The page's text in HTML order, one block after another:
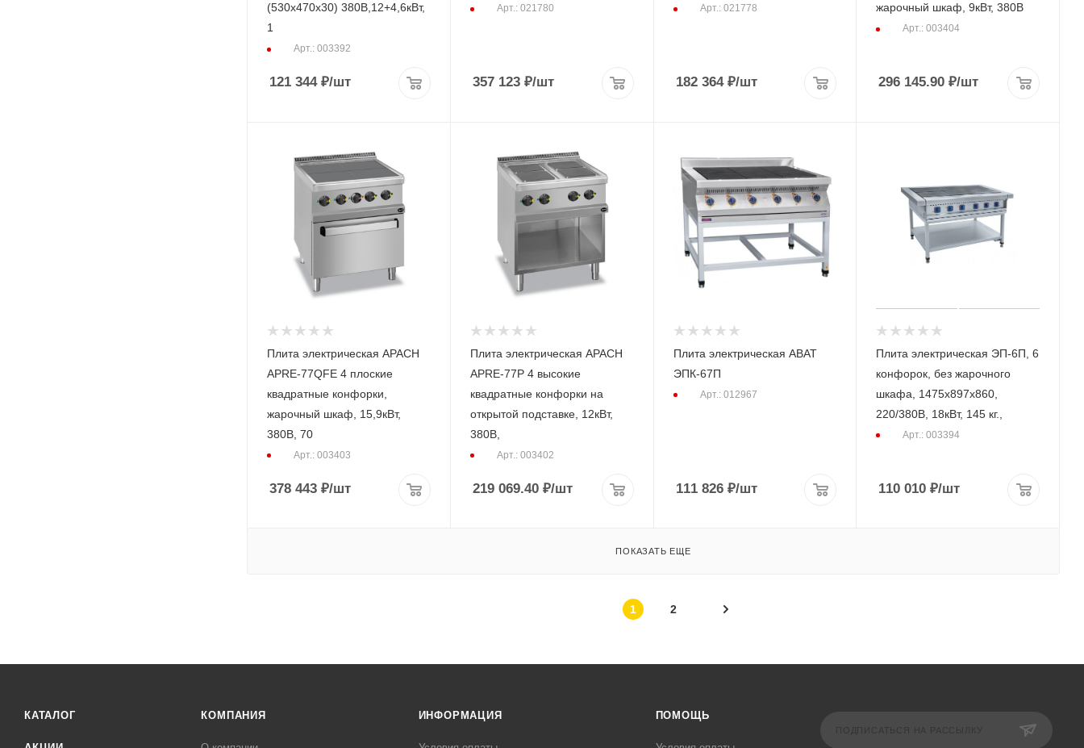
(530х470х30) 380В,12+4,6кВт,
1
Арт.: 003392
121 344₽/шт
Арт.: 021780
357 123₽/шт
Арт.: 021778
182 364₽/шт
жарочный шкаф, 9кВт, 380В
Арт.: 003404
296 145.90 ₽/шт
Плита электрическая APACH
APRE-77QFE 4 плоские
квадратные конфорки,
жарочный шкаф, 15,9кВт,
380В, 70
Арт.: 003403
378 443 ₽/шт
Плита электрическая APACH
APRE-77P 4 высокие
квадратные конфорки на
открытой подставке, 12кВт,
380В,
Арт.: 003402
219 069.40₽/шт
Плита электрическая ABAT
ЭПК-67П
Арт.: 012967
111 826₽/шт
Плита электрическая ЭП-6П, 6
конфорок, без жарочного
шкафа, 1475х897х860,
220/380В, 18кВт, 145 кг.,
Арт.: 003394
110 010 ₽/шт
ПОКАЗАТЬ ЕЩЕ
1 2
КАТАЛОГ КОМПАНИЯ ИНФОРМАЦИЯ ПОМОЩЬ